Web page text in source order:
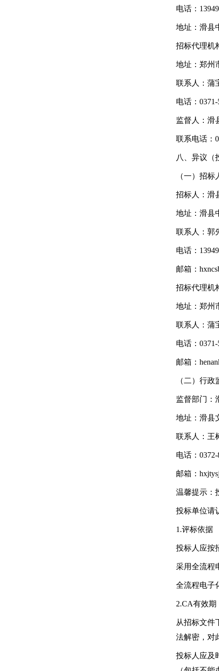
电话：
地址：滑县
招标代理机
地址：郑州
联系人：蒲
电话：0371-
监督人： 滑
联系电话：
八、异议（
（一）招
招标人： 滑
地址：滑县
联系人：郭
电话：
邮箱：
招标代理机
地址：郑州
联系人：蒲
电话：0371-
邮箱：
（二）行
监督部门：
地址：滑县
联系人：王
电话：0372-
邮箱：
温馨提示：
投标单位请
1.评标依据
投标人应按
采用全流程
全流程电子
2.CA有效期
从招标文件
法解密，对
投标人应及